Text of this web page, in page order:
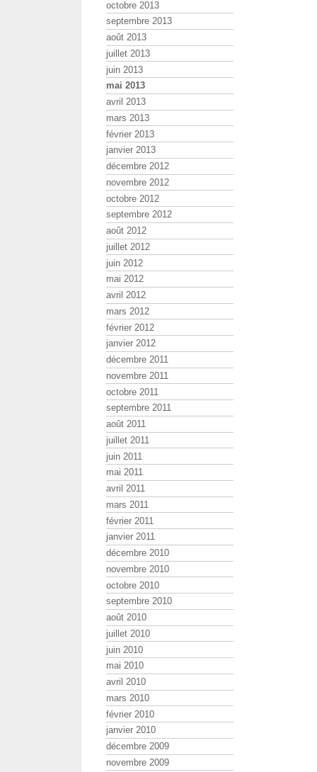
octobre 2013
septembre 2013
août 2013
juillet 2013
juin 2013
mai 2013
avril 2013
mars 2013
février 2013
janvier 2013
décembre 2012
novembre 2012
octobre 2012
septembre 2012
août 2012
juillet 2012
juin 2012
mai 2012
avril 2012
mars 2012
février 2012
janvier 2012
décembre 2011
novembre 2011
octobre 2011
septembre 2011
août 2011
juillet 2011
juin 2011
mai 2011
avril 2011
mars 2011
février 2011
janvier 2011
décembre 2010
novembre 2010
octobre 2010
septembre 2010
août 2010
juillet 2010
juin 2010
mai 2010
avril 2010
mars 2010
février 2010
janvier 2010
décembre 2009
novembre 2009